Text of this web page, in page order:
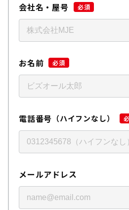
会社名・屋号 必須
お名前 必須
電話番号 （ハイフンなし）
メールアドレス